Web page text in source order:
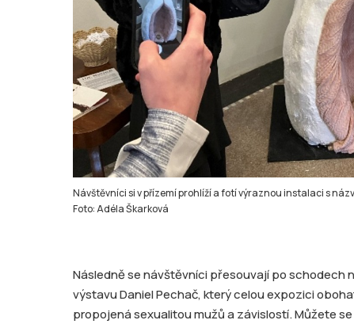
Návštěvníci si v přízemí prohlíží a fotí výraznou instalaci s
Foto: Adéla Škarková
Následně se návštěvníci přesouvají po schodech
výstavu Daniel Pechač, který celou expozici
propojená sexualitou mužů a závislostí. Můžete